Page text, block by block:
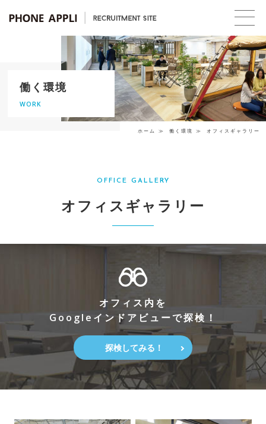
働く環境
WORK
ホーム 働く環境 オフィスギャラリー
OFFICE GALLERY
オフィスギャラリー
オフィス内を
Googleインドアビューで探検！
探検してみる！